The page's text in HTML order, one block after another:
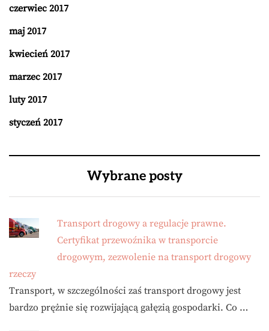
czerwiec 2017
maj 2017
kwiecień 2017
marzec 2017
luty 2017
styczeń 2017
Wybrane posty
Transport drogowy a regulacje prawne.
Certyfikat przewoźnika w transporcie
drogowym, zezwolenie na transport drogowy
rzeczy
Transport, w szczególności zaś transport drogowy jest
bardzo prężnie się rozwijającą gałęzią gospodarki. Co …